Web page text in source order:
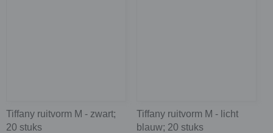
Tiffany ruitvorm M - zwart;
20 stuks
Tiffany ruitvorm M - licht
blauw; 20 stuks